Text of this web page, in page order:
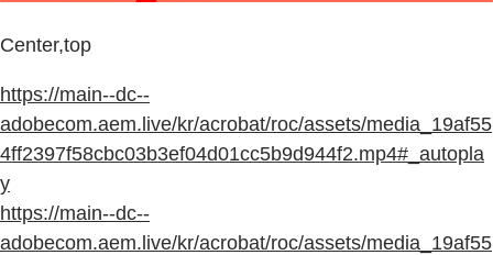
Center,top
https://main--dc--
adobecom.aem.live/kr/acrobat/roc/assets/media_19af55
4ff2397f58cbc03b3ef04d01cc5b9d944f2.mp4#_autopla
y
https://main--dc--
adobecom.aem.live/kr/acrobat/roc/assets/media_19af55